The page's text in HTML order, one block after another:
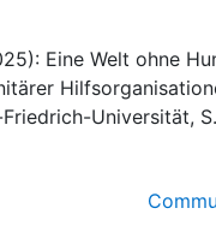
Eine Welt ohne
Universität,